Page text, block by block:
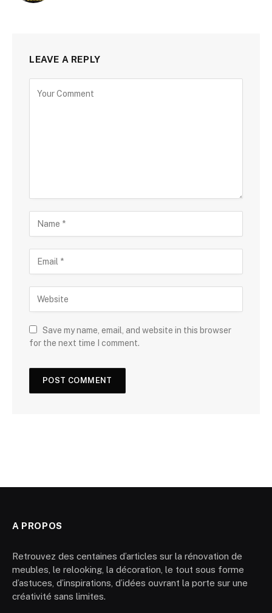
LEAVE A REPLY
Save my name, email, and website in this browser
for the next time I comment.
A PROPOS
Retrouvez des centaines d’articles sur la rénovation de
meubles, le relooking, la décoration, le tout sous forme
d’astuces, d’inspirations, d’idées ouvrant la porte sur une
créativité sans limites.